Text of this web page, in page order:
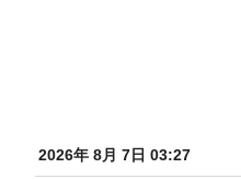
2026年 8月 7日 03:27